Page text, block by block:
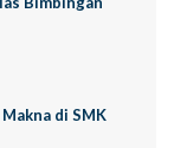
di SMK